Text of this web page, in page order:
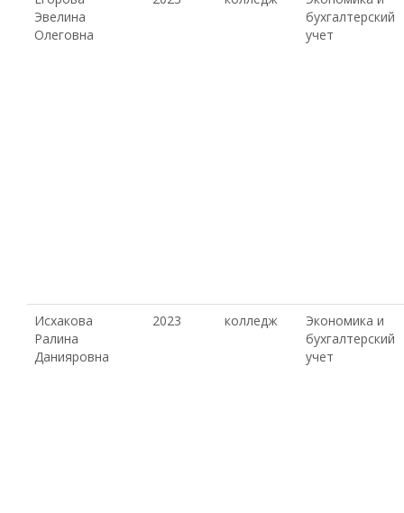
Эвелина
Олеговна
бухгалтерский
учет
Исхакова
Ралина
Данияровна
2023 колледж
Экономика и
бухгалтерский
учет